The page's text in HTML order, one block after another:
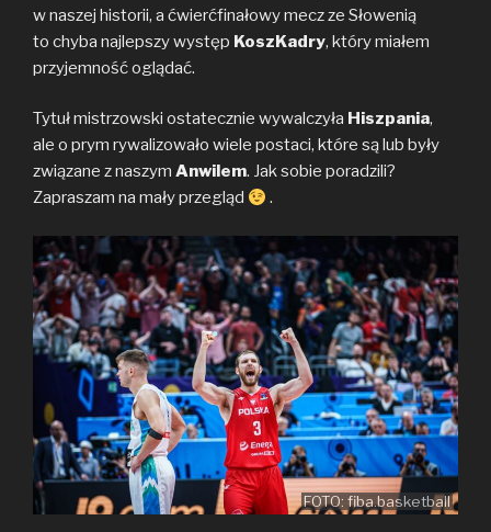
w naszej historii, a ćwierćfinałowy mecz ze Słowenią
to chyba najlepszy występ KoszKadry, który miałem
przyjemność oglądać.
Tytuł mistrzowski ostatecznie wywalczyła Hiszpania,
ale o prym rywalizowało wiele postaci, które są lub były
związane z naszym Anwilem. Jak sobie poradzili?
Zapraszam na mały przegląd
.
FOTO: fiba.basketball